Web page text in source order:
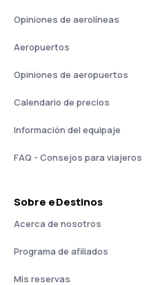
Opiniones de aerolíneas
Aeropuertos
Opiniones de aeropuertos
Calendario de precios
Información del equipaje
FAQ - Consejos para viajeros
Sobre eDestinos
Acerca de nosotros
Programa de afiliados
Mis reservas